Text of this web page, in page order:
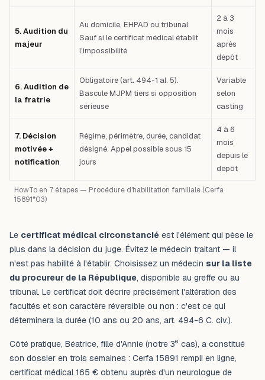
HowTo en 7 étapes — Procédure d'habilitation familiale (Cerfa
15891*03)
5. Audition du
majeur
Au domicile, EHPAD ou tribunal.
Sauf si le certificat médical établit
l'impossibilité
2 à 3
mois
après
dépôt
6. Audition de
la fratrie
Obligatoire (art. 494-1 al. 5).
Bascule MJPM tiers si opposition
sérieuse
Variable
selon
casting
7. Décision
motivée +
notification
Régime, périmètre, durée, candidat
désigné. Appel possible sous 15
jours
4 à 6
mois
depuis le
dépôt
Le certificat médical circonstancié est l'élément qui pèse le
plus dans la décision du juge. Évitez le médecin traitant — il
n'est pas habilité à l'établir. Choisissez un médecin sur la liste
du procureur de la République, disponible au greffe ou au
tribunal. Le certificat doit décrire précisément l'altération des
facultés et son caractère réversible ou non : c'est ce qui
déterminera la durée (10 ans ou 20 ans, art. 494-6 C. civ.).
Côté pratique, Béatrice, fille d'Annie (notre 3e cas), a constitué
son dossier en trois semaines : Cerfa 15891 rempli en ligne,
certificat médical 165 € obtenu auprès d'un neurologue de